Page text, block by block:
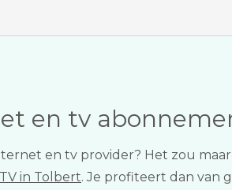
en tv
en tv provider? Het zou
in Tolbert. Je profiteert dan van